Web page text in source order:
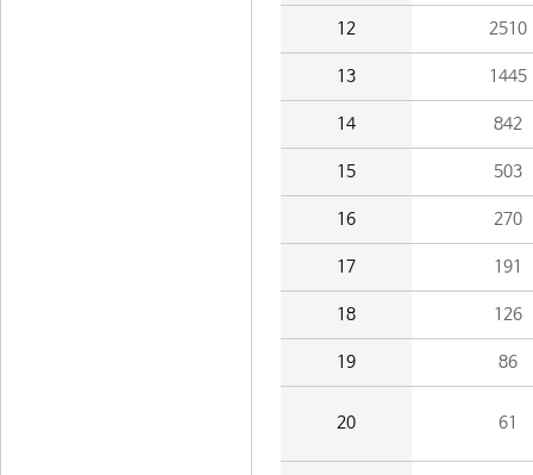
12 2510
13 1445
14 842
15 503
16 270
17 191
18 126
19 86
20 61